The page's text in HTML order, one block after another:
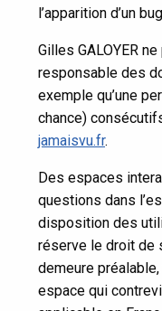
l’apparition d’un
Gilles GALOYER
responsable des
exemple qu’une
chance)
jamaisvu.fr.
Des espaces
questions dans
disposition des
réserve le droit de
demeure
espace qui